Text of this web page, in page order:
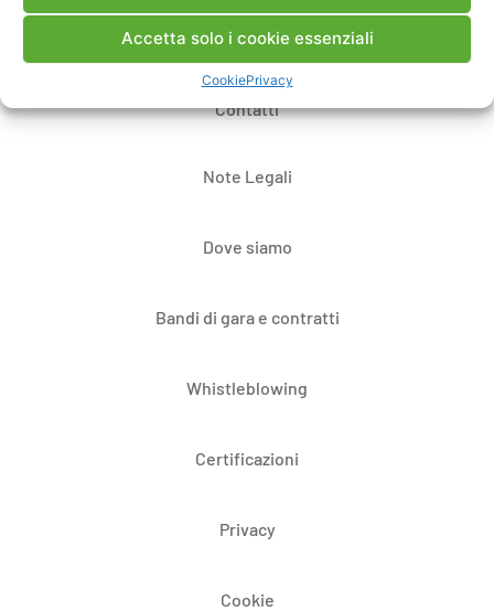
Accetta solo i cookie essenziali
CookiePrivacy
Contatti
Note Legali
Dove siamo
Bandi di gara e contratti
Whistleblowing
Certificazioni
Privacy
Cookie